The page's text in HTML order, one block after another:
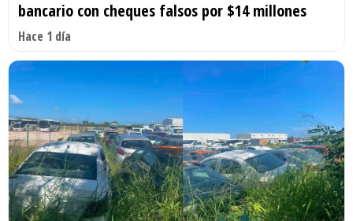
bancario con cheques falsos por $14 millones
Hace 1 día